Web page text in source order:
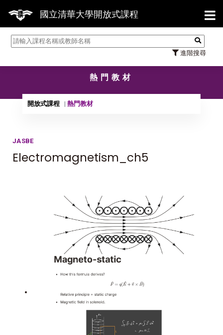
國立清華大學開放式課程
進階搜尋
熱門教材
開放式課程 熱門教材
JASBE
Electromagnetism_ch5